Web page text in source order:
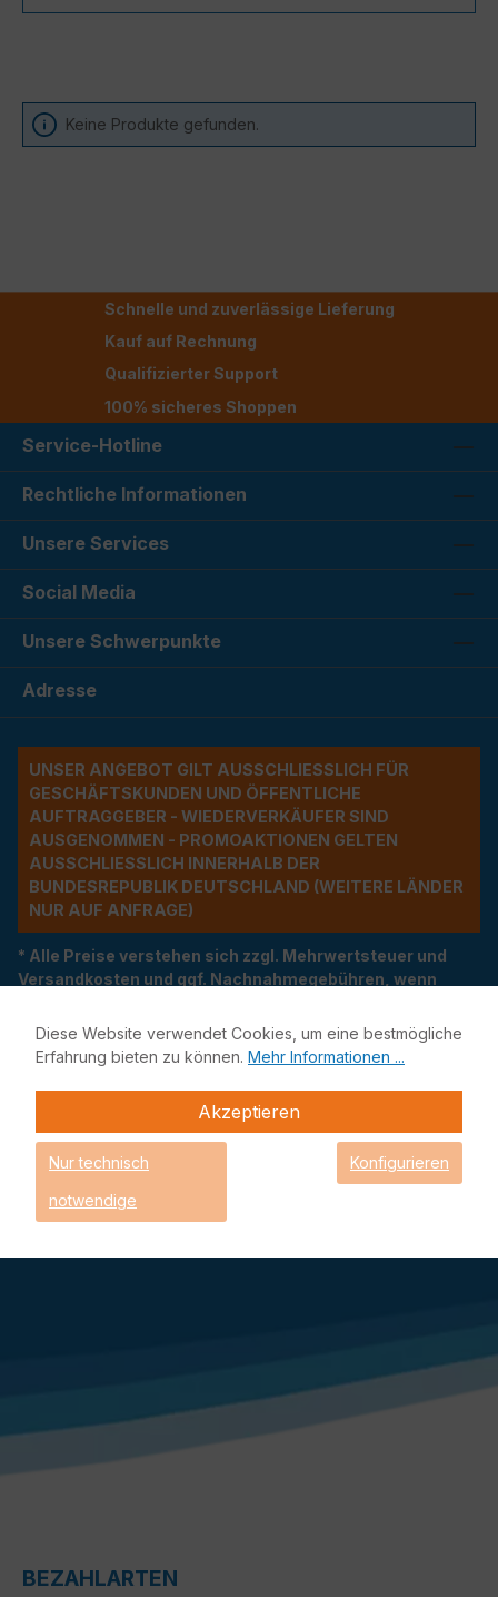
Keine Produkte gefunden.
Schnelle und zuverlässige Lieferung
Kauf auf Rechnung
Qualifizierter Support
100% sicheres Shoppen
Service-Hotline
Rechtliche Informationen
Unsere Services
Social Media
Unsere Schwerpunkte
Adresse
UNSER ANGEBOT GILT AUSSCHLIESSLICH FÜR G
ESCHÄFTSKUNDEN UND ÖFFENTLICHE A
UFTRAGGEBER - WIEDERVERKÄUFER SIND A
USGENOMMEN - PROMOAKTIONEN GELTEN A
USSCHLIESSLICH INNERHALB DER BU
NDESREPUBLIK DEUTSCHLAND (WEITERE LÄNDER NU
R AUF ANFRAGE)
* Alle Preise verstehen sich zzgl. Mehrwertsteuer und
Versandkosten und ggf. Nachnahmegebühren, wenn
** Lieferzeitangabe, sofern es sich um Lagerware
handelt. Einige Produkte könnten bereits nicht mehr auf
Lager sein und müssen nachgeliefert werden. Das
genaue Lieferdatum erhalten Sie mit Ihrer
EnBITCon, sowie das EnBITCon Logo sind eingetragene
Marken der EnBITCon GmbH - Alle Rechte vorbehalten - ©
BEZAHLARTEN
Diese Website verwendet Cookies, um eine bestmögliche
Erfahrung bieten zu können. Mehr Informationen ...
Akzeptieren
Nur technisch
notwendige
Konfigurieren